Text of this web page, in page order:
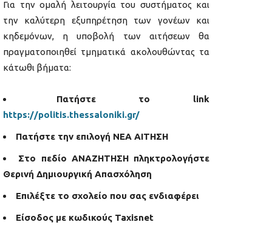
Για την ομαλή λειτουργία του συστήματος και
την καλύτερη εξυπηρέτηση των γονέων και
κηδεμόνων, η υποβολή των αιτήσεων θα
πραγματοποιηθεί τμηματικά ακολουθώντας τα
κάτωθι βήματα:
Πατήστε το link
https://politis.thessaloniki.gr/
Πατήστε την επιλογή ΝΕΑ ΑΙΤΗΣΗ
Στο πεδίο ΑΝΑΖΗΤΗΣΗ πληκτρολογήστε
Θερινή Δημιουργική Απασχόληση
Επιλέξτε το σχολείο που σας ενδιαφέρει
Είσοδος με κωδικούς Taxisnet